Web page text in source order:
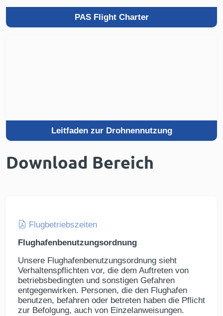
PAS Flight Charter
Leitfaden zur Drohnennutzung
Download Bereich
Flugbetriebszeiten
Flughafenbenutzungsordnung
Unsere Flughafenbenutzungsordnung sieht
Verhaltenspflichten vor, die dem Auftreten von
betriebsbedingten und sonstigen Gefahren
entgegenwirken. Personen, die den Flughafen
benutzen, befahren oder betreten haben die Pflicht
zur Befolgung, auch von Einzelanweisungen.